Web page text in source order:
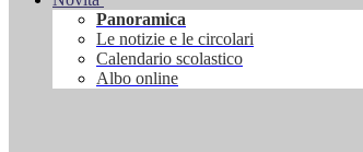
Panoramica
Le notizie e le circolari
Calendario scolastico
Albo online